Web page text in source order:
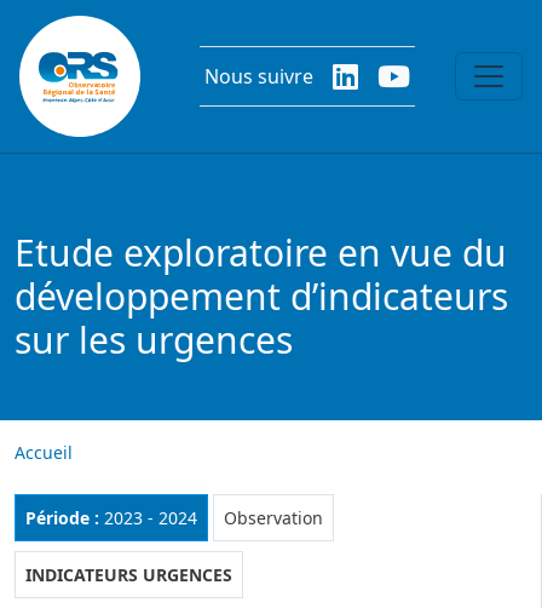
Aller au contenu principal
Nous suivre
Etude exploratoire en vue du
développement d’indicateurs
sur les urgences
Accueil
Période : 2023 - 2024 Rubrique :
Observation
INDICATEURS URGENCES